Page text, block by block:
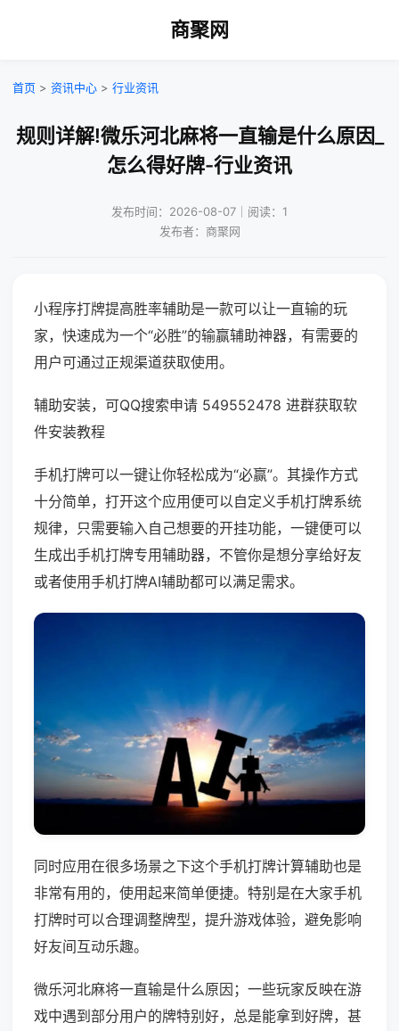
商聚网
首页 > 资讯中心 > 行业资讯
规则详解!微乐河北麻将一直输是什么原因_
怎么得好牌-行业资讯
发布时间：2026-08-07｜阅读：1
发布者：商聚网
小程序打牌提高胜率辅助是一款可以让一直输的玩
家，快速成为一个“必胜”的输赢辅助神器，有需要的
用户可通过正规渠道获取使用。
辅助安装，可QQ搜索申请 549552478 进群获取软
件安装教程
手机打牌可以一键让你轻松成为“必赢”。其操作方式
十分简单，打开这个应用便可以自定义手机打牌系统
规律，只需要输入自己想要的开挂功能，一键便可以
生成出手机打牌专用辅助器，不管你是想分享给好友
或者使用手机打牌AI辅助都可以满足需求。
同时应用在很多场景之下这个手机打牌计算辅助也是
非常有用的，使用起来简单便捷。特别是在大家手机
打牌时可以合理调整牌型，提升游戏体验，避免影响
好友间互动乐趣。
微乐河北麻将一直输是什么原因；一些玩家反映在游
戏中遇到部分用户的牌特别好，总是能拿到好牌，甚